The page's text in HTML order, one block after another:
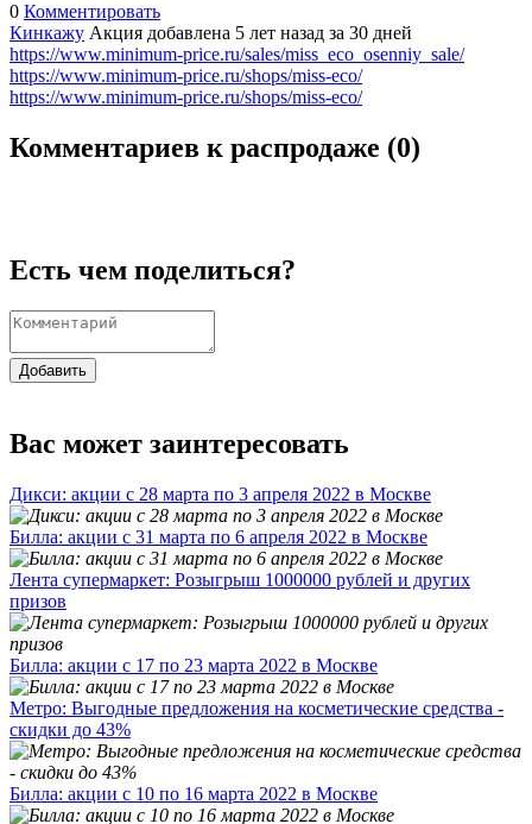
0 Комментировать
Кинкажу Акция добавлена 5 лет назад за 30 дней
https://www.minimum-price.ru/sales/miss_eco_osenniy_sale/
https://www.minimum-price.ru/shops/miss-eco/
https://www.minimum-price.ru/shops/miss-eco/
Комментариев к распродаже (0)
Есть чем поделиться?
Добавить
Вас может заинтересовать
Дикси: акции с 28 марта по 3 апреля 2022 в Москве
Билла: акции с 31 марта по 6 апреля 2022 в Москве
Лента супермаркет: Розыгрыш 1000000 рублей и других
призов
Билла: акции с 17 по 23 марта 2022 в Москве
Метро: Выгодные предложения на косметические средства -
скидки до 43%
Билла: акции с 10 по 16 марта 2022 в Москве